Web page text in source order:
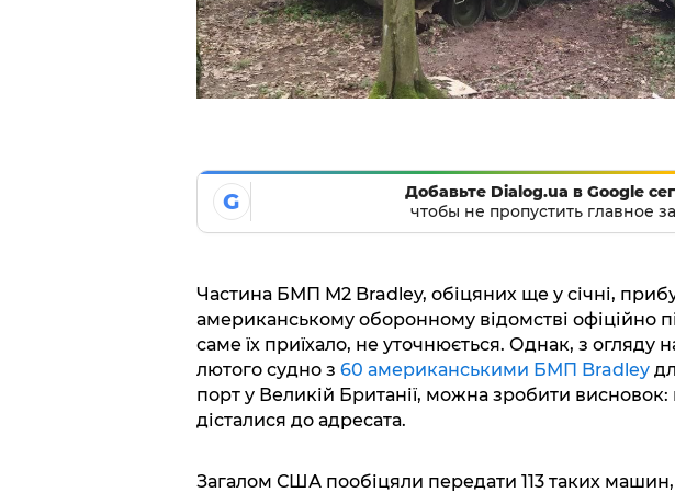
G
Добавьте Dialog.ua в Google
чтобы не пропустить главное
Частина БМП M2 Bradley, обіцяних ще у січні,
американському оборонному відомстві офіційно
саме їх приїхало, не уточнюється. Однак, з огляду
лютого судно з 60 американськими БМП Bradley
порт у Великій Британії, можна зробити висновок:
дісталися до адресата.
Загалом США пообіцяли передати 113 таких машин,